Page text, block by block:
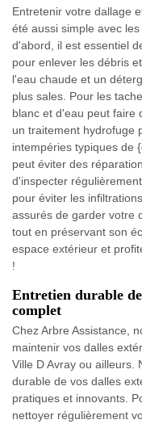
Entretenir votre dallage
été aussi simple avec
d'abord, il est essentiel
pour enlever les débris
l'eau chaude et un
plus sales. Pour les
blanc et d'eau peut faire
un traitement hydrofuge
intempéries typiques de
peut éviter des
d'inspecter
pour éviter les
assurés de garder votre
tout en préservant son
espace extérieur et
!
Entretien durable
complet
Chez Arbre Assistance,
maintenir vos dalles
Ville D Avray ou ailleurs.
durable de vos dalles
pratiques et innovants.
nettoyer régulièrement